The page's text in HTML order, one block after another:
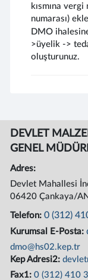
kısmına
numarası)
DMO
>üyelik ->
oluşturunuz.
DEVLET
GENEL
Adres:
Devlet Mahallesi
06420 Çankaya/
Telefon:0 (312)
Kurumsal E-Posta:
dmo@hs02.kep.tr
Kep Adresi2:
Fax1:0 (312) 410